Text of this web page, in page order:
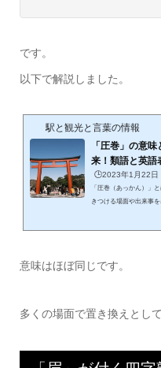
です。
以下で解説しました。
駅と観光と言葉の情報
「圧巻」の意
来！類語と英語
🕒️2023年1月22日
「圧巻（あっかん）」
きつける場面や出来事
巻」読み方は「あっか
意味はほぼ同じです。
多くの場面で置き換えとし